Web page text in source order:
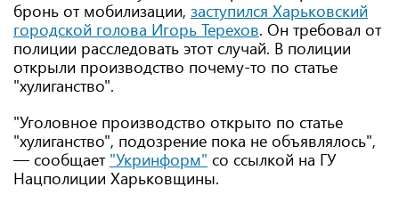
бронь от мобилизации, заступился Харьковский
городской голова Игорь Терехов. Он требовал от
полиции расследовать этот случай. В полиции
открыли производство почему-то по статье
"хулиганство".
"Уголовное производство открыто по статье
"хулиганство", подозрение пока не объявлялось",
— сообщает "Укринформ" со ссылкой на ГУ
Нацполиции Харьковщины.